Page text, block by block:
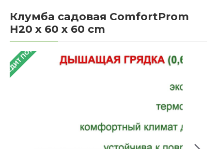
Клумба садовая ComfortProm
H20 x 60 x 60 cm
ПОД 4%